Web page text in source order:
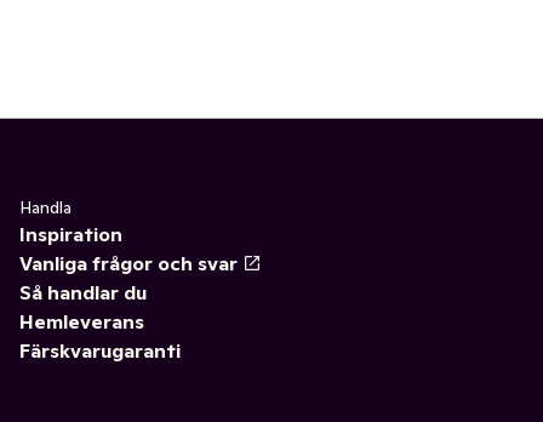
Handla
Inspiration
Vanliga frågor och svar
Så handlar du
Hemleverans
Färskvarugaranti